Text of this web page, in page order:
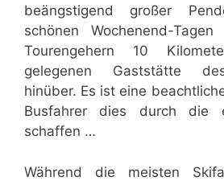
beängstigend großer
schönen Wochenend-
Tourengehern 10
gelegenen Gaststätte
hinüber. Es ist eine
Busfahrer dies durch die
schaffen …
Während die meisten